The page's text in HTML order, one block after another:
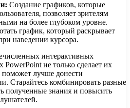
Создание графиков, которые
позволяет зрителям
на более глубоком уровне.
график, который раскрывает
наведении курсора.
интерактивных
PowerPoint не только сделает их
лучше донести
Старайтесь комбинировать разные
полученные знания и повысить